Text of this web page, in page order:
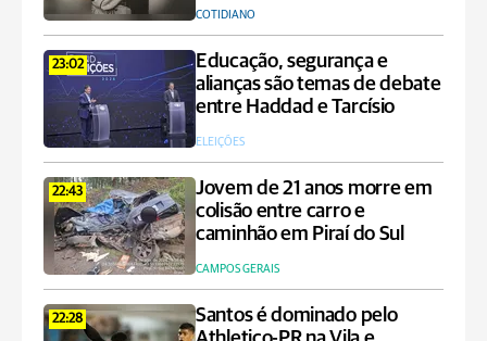
COTIDIANO
23:02
Educação, segurança e
alianças são temas de debate
entre Haddad e Tarcísio
ELEIÇÕES
22:43
Jovem de 21 anos morre em
colisão entre carro e
caminhão em Piraí do Sul
CAMPOS GERAIS
22:28
Santos é dominado pelo